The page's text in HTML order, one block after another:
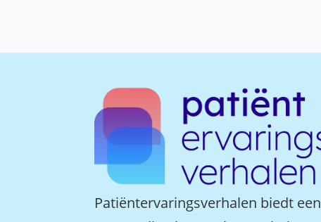
Patiëntervaringsverhalen biedt een